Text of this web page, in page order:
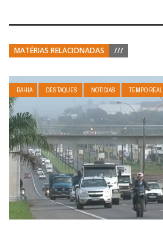
MATÉRIAS RELACIONADAS ///
BAHIA DESTAQUES NOTÍCIAS TEMPO REAL